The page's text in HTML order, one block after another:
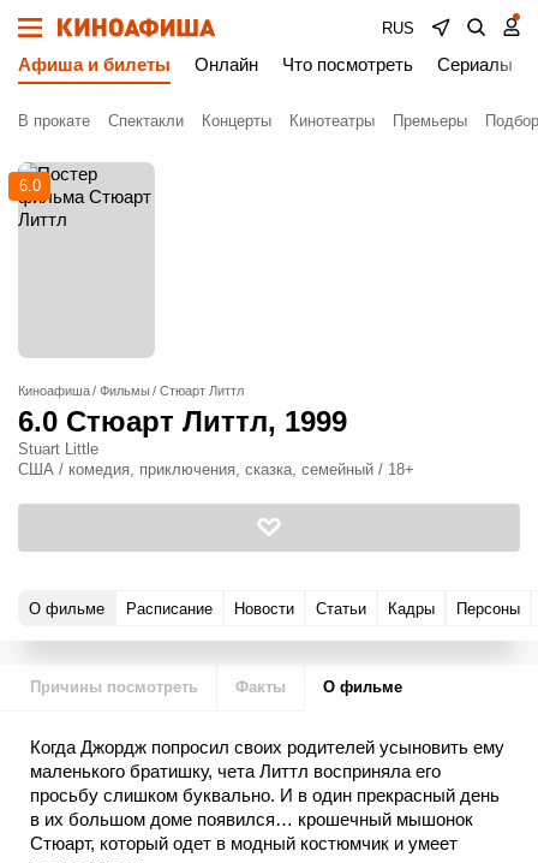
RUS
Афиша и билеты Онлайн Что посмотреть Сериалы
В прокате Спектакли Концерты Кинотеатры Премьеры
6.0
Киноафиша Фильмы Стюарт Литтл
6.0 Стюарт Литтл, 1999
Stuart Little
США / комедия, приключения, сказка, семейный / 18+
О фильме Расписание Новости Статьи Кадры Персоны
Причины посмотреть Факты О фильме
Когда Джордж попросил своих родителей усыновить ему
маленького братишку, чета Литтл восприняла его
просьбу слишком буквально. И в один прекрасный день
в их большом доме появился… крошечный мышонок
Стюарт, который одет в модный костюмчик и умеет